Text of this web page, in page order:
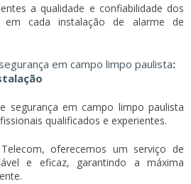
a qualidade e confiabilidade dos
em cada instalação de alarme de
em campo limpo paulista:
segurança em campo limpo paulista
qualificados e experientes.
oferecemos um serviço de
e eficaz, garantindo a máxima